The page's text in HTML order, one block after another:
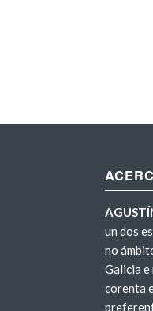
un dos
no
Galicia e
corenta